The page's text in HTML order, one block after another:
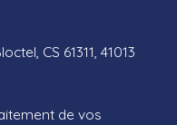
CS 61311, 41013
de vos